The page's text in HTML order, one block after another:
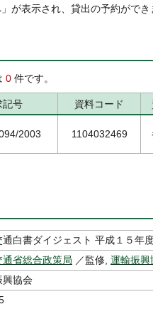
が表示され、貸出の予約ができ
0 件です。
記号 資料コード
2003 1104032469
通白書ダイジェスト 平成１５年
通省総合政策局 ／監修, 運輸振興
興協会